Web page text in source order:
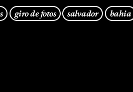
giro de fotos salvador bahia